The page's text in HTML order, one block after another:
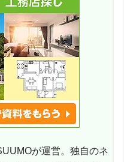
が運営。独自のネ